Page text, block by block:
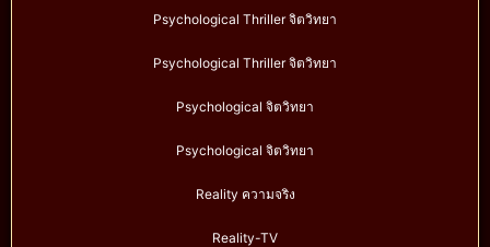
Psychological Thriller จิตวิทยา
Psychological Thriller จิตวิทยา
Psychological จิตวิทยา
Psychological จิตวิทยา
Reality ความจริง
Reality-TV